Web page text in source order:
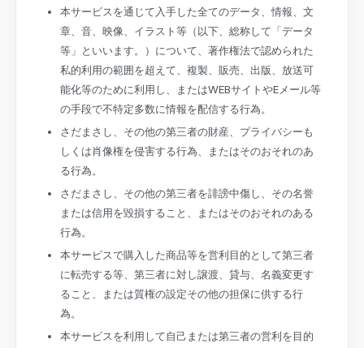
本サービスを通じて入手した全てのデータ、情報、文
章、音、映像、イラスト等（以下、総称して「データ
等」といいます。）について、著作権法で認められた
私的利用の範囲を超えて、複製、販売、出版、放送可
能化等のために利用し、またはWEBサイトやEメール等
の手段で不特定多数に情報を配信する行為。
さだまさし、その他の第三者の財産、プライバシーも
しくは肖像権を侵害する行為、またはそのおそれのあ
る行為。
さだまさし、その他の第三者を誹謗中傷し、その名誉
または信用を毀損すること、またはそのおそれのある
行為。
本サービスで購入した商品等を営利目的として第三者
に転売する等、第三者に対し譲渡、貸与、名義変更す
ること、または質権の設定その他の担保に供する行
為。
本サービスを利用して自己または第三者の営利を目的